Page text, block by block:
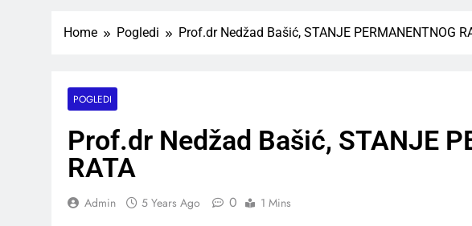
Home Pogledi Prof.dr Nedžad Bašić, STANJE PERMANENTNOG
POGLEDI
Prof.dr Nedžad Bašić, STANJE
RATA
Admin 5 Years Ago 0 1 Mins